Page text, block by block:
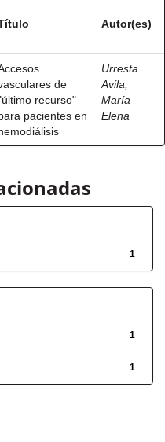
Autor(es)
de
recurso"
pacientes en
Urresta
Avila,
María
Elena
1
1
1